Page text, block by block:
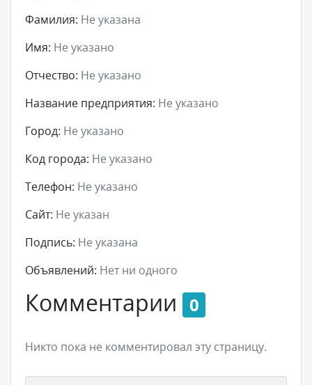
Фамилия: Не указана
Имя: Не указано
Отчество: Не указано
Название предприятия: Не указано
Город: Не указано
Код города: Не указано
Телефон: Не указано
Сайт: Не указан
Подпись: Не указана
Объявлений: Нет ни одного
Комментарии 0
Никто пока не комментировал эту страницу.